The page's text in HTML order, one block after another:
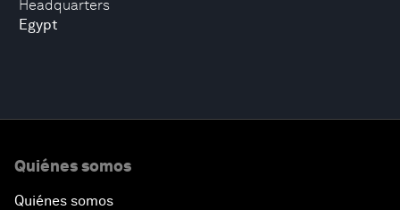
Headquarters
Egypt
Quiénes somos
Quiénes somos